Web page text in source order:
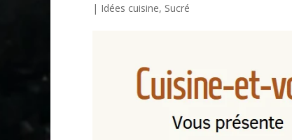
| Idées cuisine, Sucré